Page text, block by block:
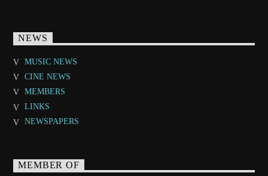
NEWS
MUSIC NEWS
CINE NEWS
MEMBERS
LINKS
NEWSPAPERS
MEMBER OF